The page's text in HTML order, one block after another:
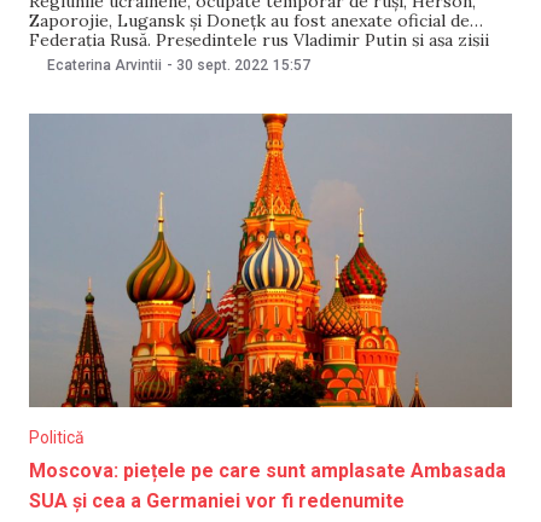
Zaporojie, Lugansk și Donețk au fost anexate oficial de
Federația Rusă. Președintele rus Vladimir Putin și așa zișii
lideri ai celor patru regiuni ucrainene ocupate, au semnat
astăzi, 30 septembrie, în cadrul unei ceremonii la Moskova,
Ecaterina Arvintii - 30 sept. 2022 15:57
Politică
Moscova: piețele pe care sunt amplasate Ambasada
SUA și cea a Germaniei vor fi redenumite